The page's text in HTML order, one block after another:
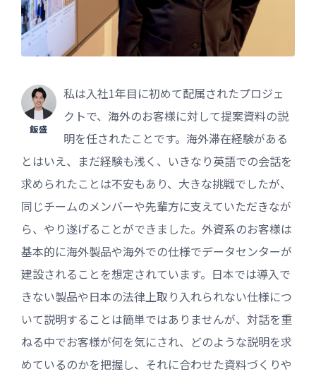
飯盛
私は入社1年目に初めて配属されたプロジェ
クトで、海外のお客様に対して提案資料の説
明を任されたことです。海外滞在経験がある
とはいえ、まだ経験も浅く、いきなり英語での会話を
求められたことは不安もあり、大きな挑戦でしたが、
同じチームのメンバーや先輩方に支えていただきなが
ら、やり遂げることができました。外資系のお客様は
基本的に海外製品や海外での仕様でデータセンターが
建設されることを想定されています。日本では導入で
きない製品や日本の法律上取り入れられない仕様につ
いて説明することは簡単ではありませんが、対話を重
ねる中でお客様が何を気にされ、どのような説明を求
めているのかを把握し、それに合わせた資料づくりや